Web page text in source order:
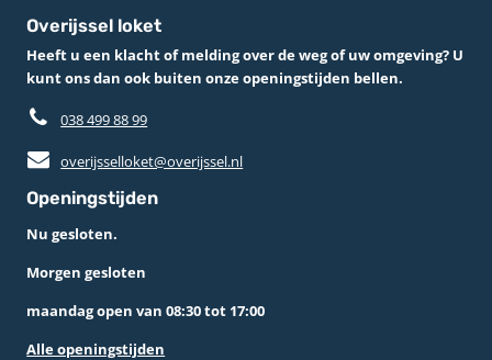
Overijssel loket
Heeft u een klacht of melding over de weg of uw omgeving? U
kunt ons dan ook buiten onze openingstijden bellen.
038 499 88 99
overijsselloket@overijssel.nl
Openingstijden
Nu gesloten.
Morgen gesloten
maandag open van 08:30 tot 17:00
Alle openingstijden